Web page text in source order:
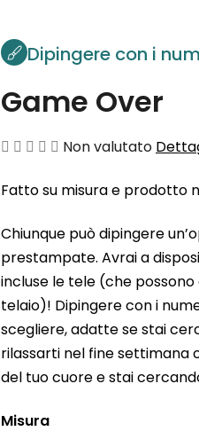
Dipingere con i
Game Over
La
media
prodotto
è
0,0
su
5
stelle.
Non valutato
Fatto su misura e prodotto
Chiunque può dipingere
prestampate. Avrai a
incluse le tele (che
telaio)! Dipingere con i
scegliere, adatte se stai
rilassarti nel fine settimana
del tuo cuore e stai
Misura